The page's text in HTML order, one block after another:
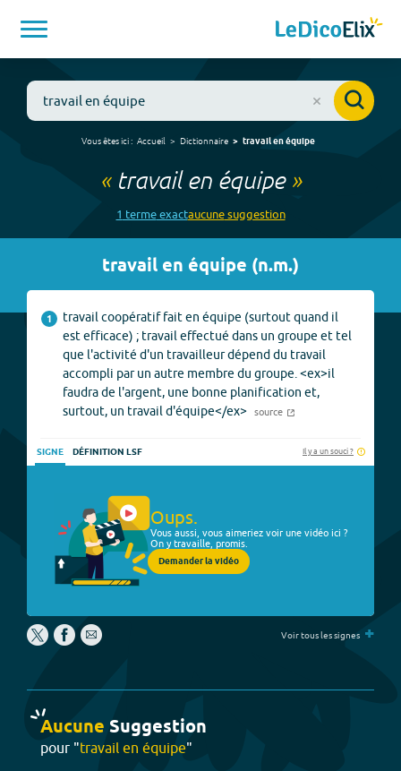
Vous êtes ici : Accueil Dictionnaire travail en équipe
« travail en équipe»
1 termeexactaucunesuggestion
travail en équipe (n.m.)
1
travail coopératif fait en équipe (surtout quand il
est efficace) ; travail effectué dans un groupe et tel
que l'activité d'un travailleur dépend du travail
accompli par un autre membre du groupe. <ex>il
faudra de l'argent, une bonne planification et,
surtout, un travail d'équipe</ex>
source
SIGNE DÉFINITION LSF Il y a un souci ?
Oups.
Vous aussi, vous aimeriez voir une vidéo ici ?
On y travaille, promis.
Demander la vidéo
Voir tous les signes +
Aucune Suggestion
pour "travail en équipe"